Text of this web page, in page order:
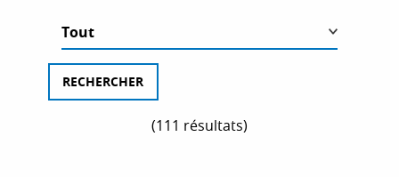
(111 résultats)